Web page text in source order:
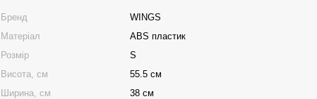
Бренд
WINGS
Матеріал
ABS пластик
Розмір
S
Висота, см
55.5 см
Ширина, см
38 см